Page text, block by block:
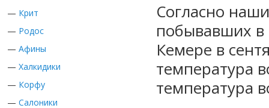
— Крит
— Родос
— Афины
— Халкидики
— Корфу
— Салоники
Согласно
побывавших в
Кемере в
температура
температура